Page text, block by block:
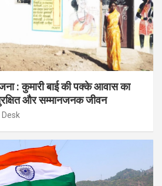
: कुमारी बाई की पक्के आवास का
और सम्मानजनक जीवन
Desk